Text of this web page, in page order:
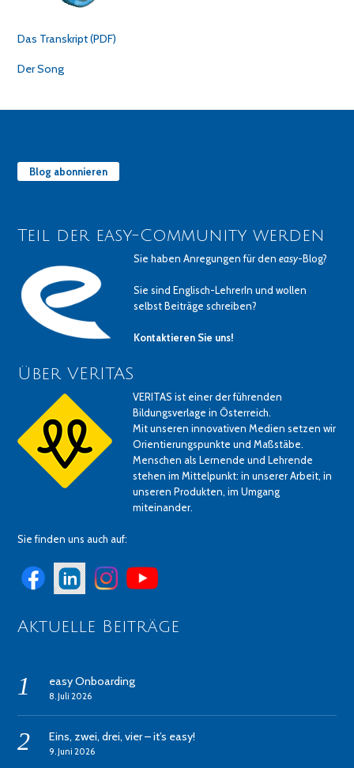
Das Transkript (PDF)
Der Song
Blog abonnieren
Teil der easy-Community werden
Sie haben Anregungen für deneasy-Blog?
Sie sind Englisch-LehrerIn und wollen
selbst Beiträge schreiben?
Kontaktieren Sie uns!
Über VERITAS
VERITAS ist einer der führenden
Bildungsverlage in Österreich.
Mit unseren innovativen Medien setzen wir
Orientierungspunkte und Maßstäbe.
Menschen als Lernende und Lehrende
stehen im Mittelpunkt: in unserer Arbeit, in
unseren Produkten, im Umgang
miteinander.
Sie finden uns auch auf:
Aktuelle Beiträge
easy Onboarding
8. Juli 2026
Eins, zwei, drei, vier – it’s easy!
9. Juni 2026